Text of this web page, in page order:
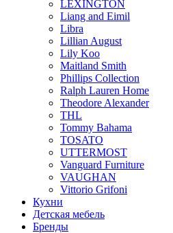
LEXINGTON
Liang and Eimil
Libra
Lillian August
Lily Koo
Maitland Smith
Phillips Collection
Ralph Lauren Home
Theodore Alexander
THL
Tommy Bahama
TOSATO
UTTERMOST
Vanguard Furniture
VAUGHAN
Vittorio Grifoni
Кухни
Детская мебель
Бренды